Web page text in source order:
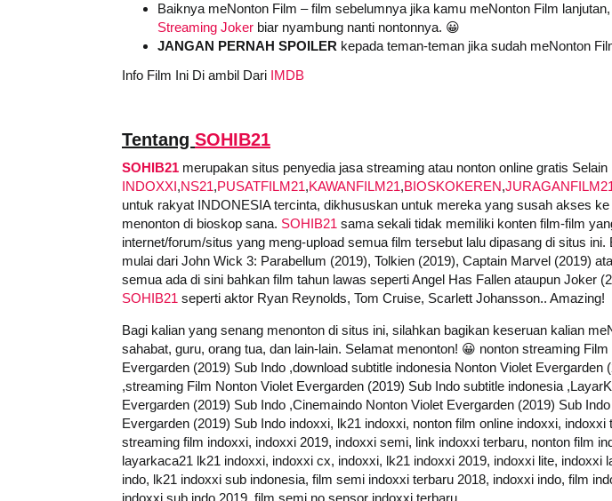
Baiknya meNonton Film – film sebelumnya jika kamu meNonton Film
Streaming Joker biar nyambung nanti nontonnya. 😀
JANGAN PERNAH SPOILER kepada teman-teman jika sudah meNonton
Info Film Ini Di ambil Dari IMDB
Tentang SOHIB21
SOHIB21 merupakan situs penyedia jasa streaming atau nonton online gratis Selain
INDOXXI,NS21,PUSATFILM21,KAWANFILM21,BIOSKOKEREN,
untuk rakyat INDONESIA tercinta, dikhususkan untuk mereka yang susah akses
menonton di bioskop sana. SOHIB21 sama sekali tidak memiliki konten film-film
internet/forum/situs yang meng-upload semua film tersebut lalu dipasang di situs
mulai dari John Wick 3: Parabellum (2019), Tolkien (2019), Captain Marvel (2019)
semua ada di sini bahkan film tahun lawas seperti Angel Has Fallen ataupun Joker
SOHIB21 seperti aktor Ryan Reynolds, Tom Cruise, Scarlett Johansson.. Amazing!
Bagi kalian yang senang menonton di situs ini, silahkan bagikan keseruan kalian
sahabat, guru, orang tua, dan lain-lain. Selamat menonton! 😀 nonton streaming
Evergarden (2019) Sub Indo ,download subtitle indonesia Nonton Violet
,streaming Film Nonton Violet Evergarden (2019) Sub Indo subtitle indonesia
Evergarden (2019) Sub Indo ,Cinemaindo Nonton Violet Evergarden (2019) Sub
Evergarden (2019) Sub Indo indoxxi, lk21 indoxxi, nonton film online indoxxi,
streaming film indoxxi, indoxxi 2019, indoxxi semi, link indoxxi terbaru, nonton film
layarkaca21 lk21 indoxxi, indoxxi cx, indoxxi, lk21 indoxxi 2019, indoxxi lite,
indo, lk21 indoxxi sub indonesia, film semi indoxxi terbaru 2018, indoxxi indo, film
indoxxi sub indo 2019, film semi no sensor indoxxi terbaru